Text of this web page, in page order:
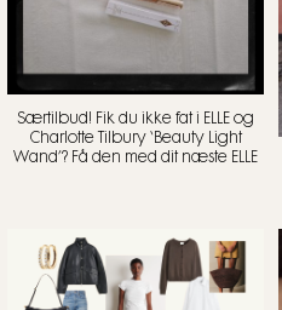
Særtilbud! Fik du ikke fat i ELLE og
Charlotte Tilbury ‘Beauty Light
Wand’? Få den med dit næste ELLE